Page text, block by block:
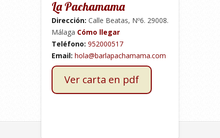
La Pachamama
Dirección: Calle Beatas, Nº6. 29008.
Málaga Cómo llegar
Teléfono: 952000517
Email: hola@barlapachamama.com
Ver carta en pdf